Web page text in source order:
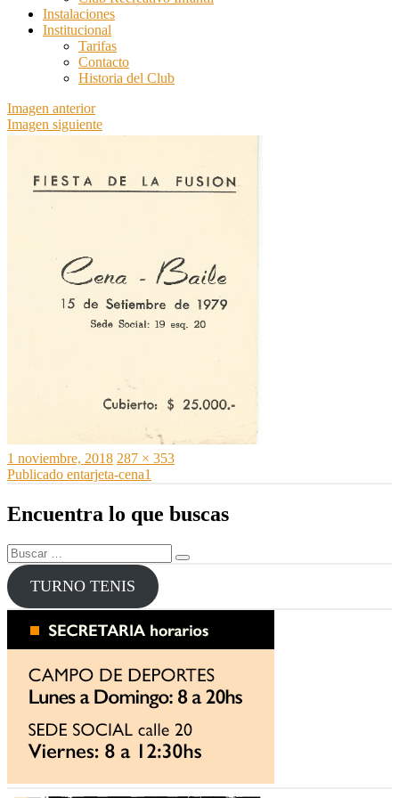
Instalaciones
Institucional
Tarifas
Contacto
Historia del Club
Imagen anterior
Imagen siguiente
Publicado
el
1 noviembre, 2018 Tamaño
completo
287 × 353
Navegación
de
entradas
Publicado entarjeta-cena1
Encuentra lo que buscas
Buscar
por:
Buscar
TURNO TENIS